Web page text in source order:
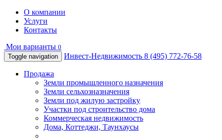
О компании
Услуги
Контакты
Мои варианты 0
Toggle navigation
Инвест-Недвижимость 8 (495) 772-76-58
Продажа
Земли промышленного назначения
Земли сельхозназначения
Земли под жилую застройку
Участки под строительство дома
Коммерческая недвижимость
Дома, Коттеджи, Таунхаусы